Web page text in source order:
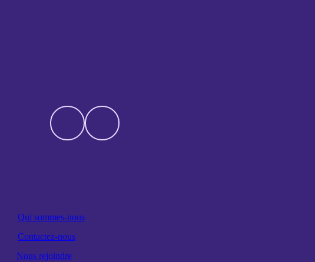
Qui sommes-nous
Contactez-nous
Nous rejoindre